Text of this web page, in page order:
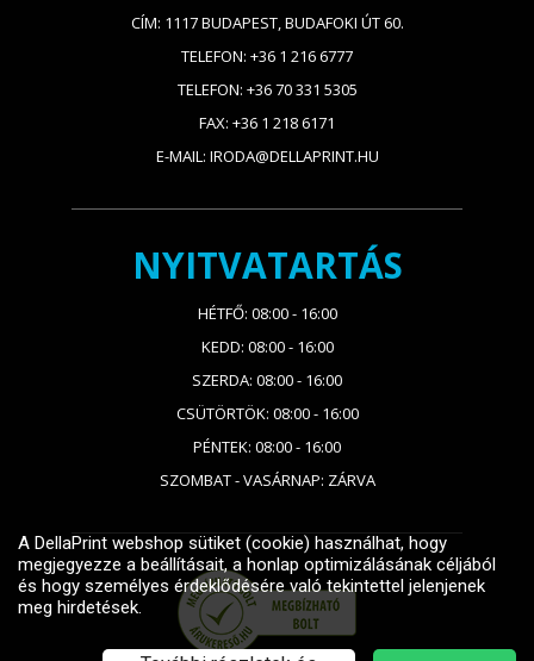
CÍM: 1117 BUDAPEST, BUDAFOKI ÚT 60.
TELEFON: +36 1 216 6777
TELEFON: +36 70 331 5305
FAX: +36 1 218 6171
E-MAIL: IRODA@DELLAPRINT.HU
NYITVATARTÁS
HÉTFŐ: 08:00 - 16:00
KEDD: 08:00 - 16:00
SZERDA: 08:00 - 16:00
CSÜTÖRTÖK: 08:00 - 16:00
PÉNTEK: 08:00 - 16:00
SZOMBAT - VASÁRNAP: ZÁRVA